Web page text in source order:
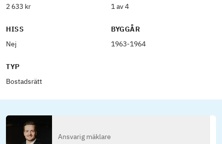
2 633 kr
1 av 4
HISS
Nej
BYGGÅR
1963-1964
TYP
Bostadsrätt
Ansvarig mäklare